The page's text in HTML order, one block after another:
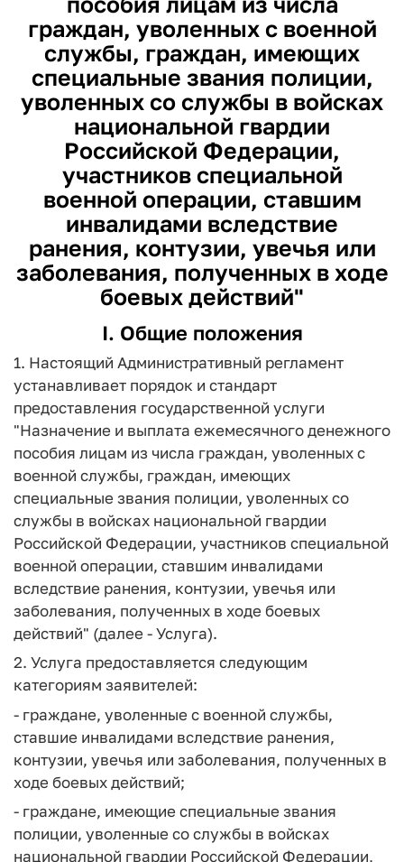
граждан, уволенных с военной
службы, граждан, имеющих
специальные звания полиции,
уволенных со службы в войсках
национальной гвардии
Российской Федерации,
участников специальной
военной операции, ставшим
инвалидами вследствие
ранения, контузии, увечья или
заболевания, полученных в ходе
боевых действий"
I. Общие положения
1. Настоящий Административный регламент
устанавливает порядок и стандарт
предоставления государственной услуги
"Назначение и выплата ежемесячного денежного
пособия лицам из числа граждан, уволенных с
военной службы, граждан, имеющих
специальные звания полиции, уволенных со
службы в войсках национальной гвардии
Российской Федерации, участников специальной
военной операции, ставшим инвалидами
вследствие ранения, контузии, увечья или
заболевания, полученных в ходе боевых
действий" (далее - Услуга).
2. Услуга предоставляется следующим
категориям заявителей:
- граждане, уволенные с военной службы,
ставшие инвалидами вследствие ранения,
контузии, увечья или заболевания, полученных в
ходе боевых действий;
- граждане, имеющие специальные звания
полиции, уволенные со службы в войсках
национальной гвардии Российской Федерации,